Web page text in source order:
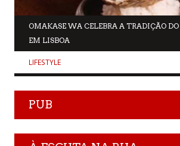
OMAKASE WA CELEBRA A TRADIÇÃO
EM LISBOA
LIFESTYLE
PUB